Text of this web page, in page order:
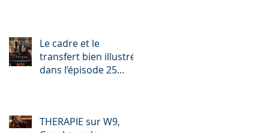
Le cadre et le
transfert bien illustrés
dans l’épisode 25
THERAPIE sur W9,